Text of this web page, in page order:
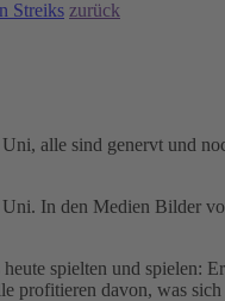
Streiks zurück
alle sind genervt und
In den Medien Bilder
spielten und spielen:
profitieren davon, was